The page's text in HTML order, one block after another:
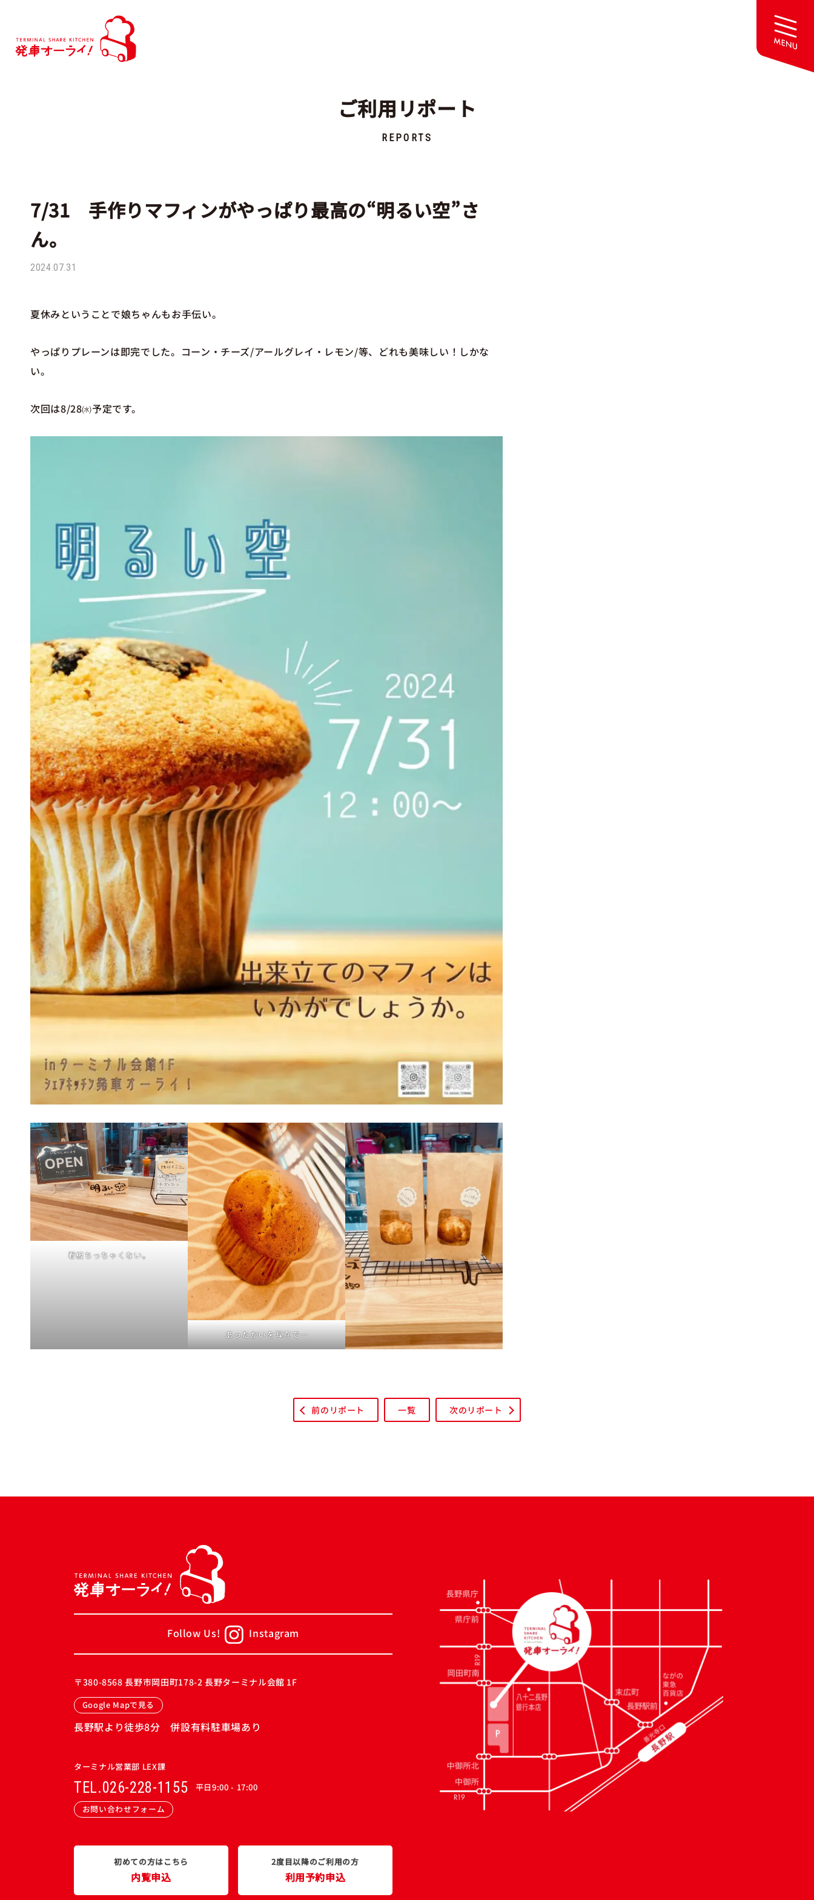
ご利用リポート
REPORTS
7/31 手作りマフィンがやっぱり最高の“明るい空”さ
ん。
2024.07.31
夏休みということで娘ちゃんもお手伝い。
やっぱりプレーンは即完でした。コーン・チーズ/アールグレイ・レモン/等、どれも美味しい！しかな
い。
次回は8/28㈬予定です。
看板ちっちゃくない。
あったかいを写真で…
前のリポート 一覧 次のリポート
Follow Us! Instagram
〒380-8568長野市岡田町178-2 長野ターミナル会館 1F
Google Mapで見る
長野駅より徒歩8分 併設有料駐車場あり
ターミナル営業部 LEX課
TEL.026-228-1155
平日9:00 - 17:00
お問い合わせフォーム
初めての方はこちら
内覧申込
2度目以降のご利用の方
利用予約申込